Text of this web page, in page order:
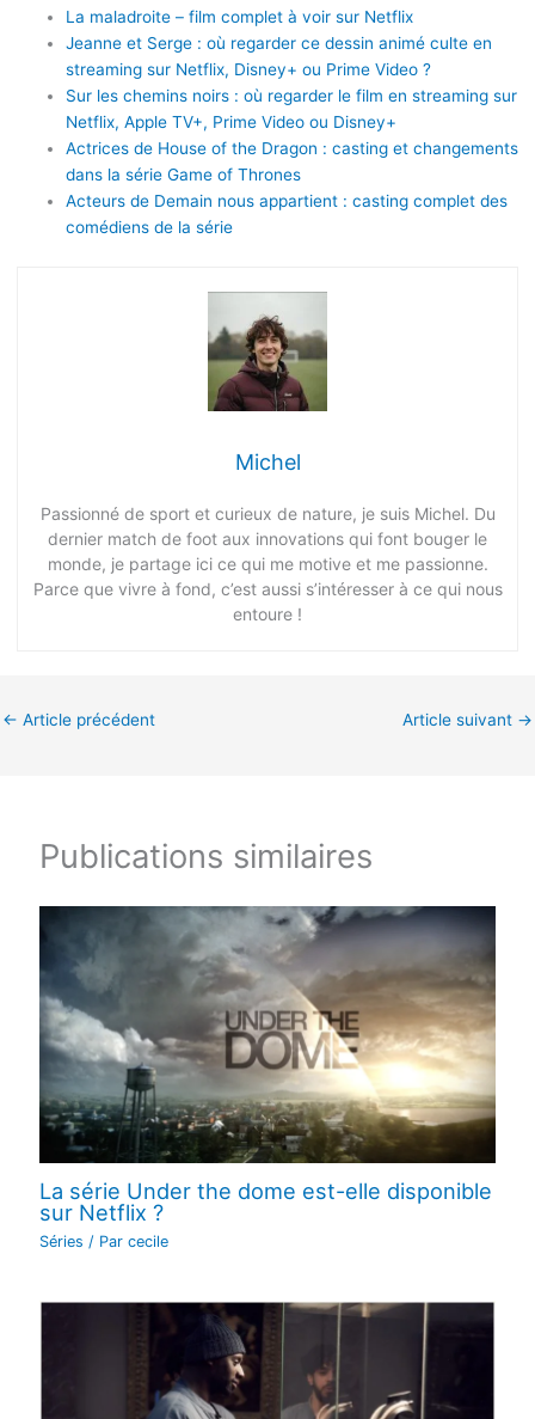
La maladroite – film complet à voir sur Netflix
Jeanne et Serge : où regarder ce dessin animé culte en
streaming sur Netflix, Disney+ ou Prime Video ?
Sur les chemins noirs : où regarder le film en streaming sur
Netflix, Apple TV+, Prime Video ou Disney+
Actrices de House of the Dragon : casting et changements
dans la série Game of Thrones
Acteurs de Demain nous appartient : casting complet des
comédiens de la série
Michel
Passionné de sport et curieux de nature, je suis Michel. Du
dernier match de foot aux innovations qui font bouger le
monde, je partage ici ce qui me motive et me passionne.
Parce que vivre à fond, c’est aussi s’intéresser à ce qui nous
entoure !
← Article précédent Article suivant →
Publications similaires
La série Under the dome est-elle disponible
sur Netflix ?
Séries / Par cecile